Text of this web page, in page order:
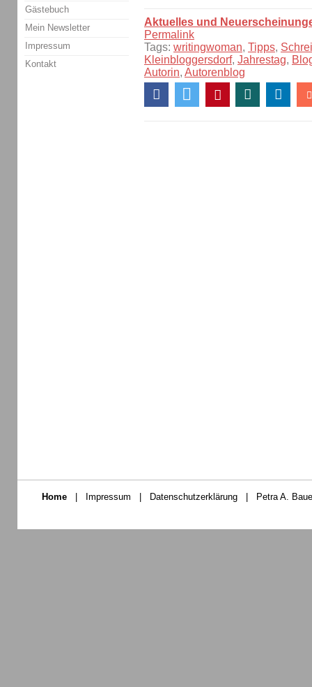
Aktuelles und
Permalink
Tags: writingwoman, Tipps,
Kleinbloggersdorf, Jahrestag,
Autorin, Autorenblog
Gästebuch
Mein Newsletter
Impressum
Kontakt
Home | Impressum | Datenschutzerklärung | Petra A.